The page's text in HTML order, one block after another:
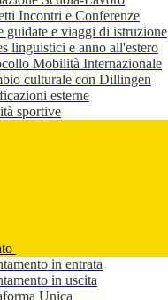
Incontri e Conferenze
guidate e viaggi di istruzione
linguistici e anno all'estero
Mobilità Internazionale
culturale con Dillingen
esterne
sportive
in entrata
in uscita
Unica